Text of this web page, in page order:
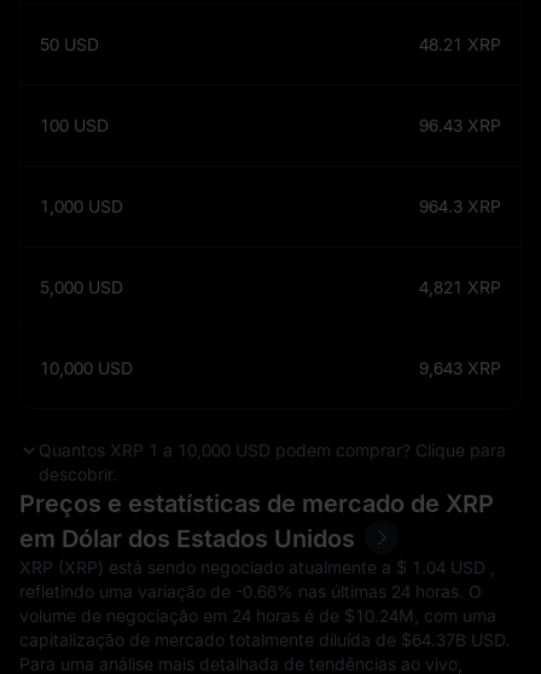
50 USD 48.21 XRP
100 USD 96.43 XRP
1,000 USD 964.3 XRP
5,000 USD 4,821 XRP
10,000 USD 9,643 XRP
Quantos XRP 1 a 10,000 USD podem comprar? Clique para
descobrir.
Preços e estatísticas de mercado de XRP
em Dólar dos Estados Unidos
XRP (XRP) está sendo negociado atualmente a $‎ 1.04 USD ,
refletindo uma variação de -0.66% nas últimas 24 horas. O
volume de negociação em 24 horas é de $‎10.24M, com uma
capitalização de mercado totalmente diluída de $‎64.37B USD.
Para uma análise mais detalhada de tendências ao vivo,